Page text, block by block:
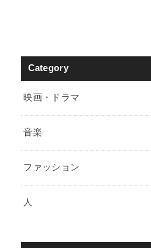
Category
映画・ドラマ
音楽
ファッション
人